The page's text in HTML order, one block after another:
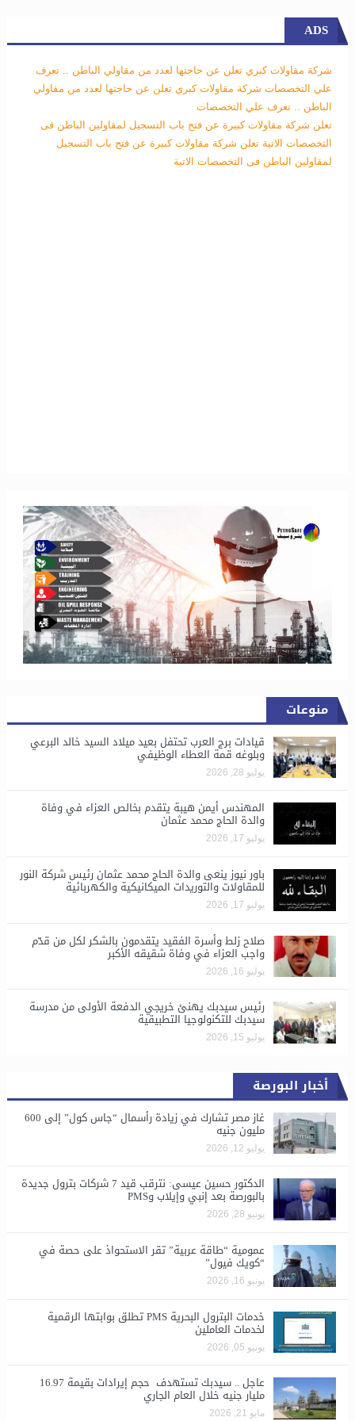
ADS
شركة مقاولات كبري تعلن عن حاجتها لعدد من مقاولي الباطن .. تعرف
علي التخصصات شركة مقاولات كبري تعلن عن حاجتها لعدد من مقاولي
الباطن .. تعرف علي التخصصات
تعلن شركة مقاولات كبيرة عن فتح باب التسجيل لمقاولين الباطن فى
التخصصات الاتية تعلن شركة مقاولات كبيرة عن فتح باب التسجيل
لمقاولين الباطن فى التخصصات الاتية
منوعات
قيادات برج العرب تحتفل بعيد ميلاد السيد خالد البرعي
وبلوغه قمة العطاء الوظيفي
يوليو 28, 2026
المهندس أيمن هيبة يتقدم بخالص العزاء في وفاة
والدة الحاج محمد عثمان
يوليو 17, 2026
باور نيوز ينعى والدة الحاج محمد عثمان رئيس شركة النور
للمقاولات والتوريدات الميكانيكية والكهربائية
يوليو 17, 2026
صلاح زلط وأسرة الفقيد يتقدمون بالشكر لكل من قدّم
واجب العزاء في وفاة شقيقه الأكبر
يوليو 16, 2026
رئيس سيدبك يهنئ خريجي الدفعة الأولى من مدرسة
سيدبك للتكنولوجيا التطبيقية
يوليو 15, 2026
أخبار البورصة
غاز مصر تشارك في زيادة رأسمال “جاس كول” إلى 600
مليون جنيه
يوليو 12, 2026
الدكتور حسين عيسى: نترقب قيد 7 شركات بترول جديدة
بالبورصة بعد إنبي وإيلاب وPMS
يونيو 28, 2026
​عمومية “طاقة عربية” تقر الاستحواذ على حصة في
“كويك فيول”
يونيو 16, 2026
خدمات البترول البحرية PMS تطلق بوابتها الرقمية
لخدمات العاملين
يونيو 05, 2026
عاجل .. سيدبك تستهدف حجم إيرادات بقيمة 16.97
مليار جنيه خلال العام الجاري
مايو 21, 2026